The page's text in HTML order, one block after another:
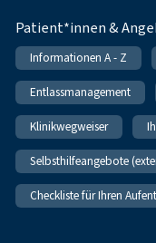
Patient*innen &
Informationen A - Z
Entlassmanagement
Klinikwegweiser
Selbsthilfeangebote
Checkliste für Ihren